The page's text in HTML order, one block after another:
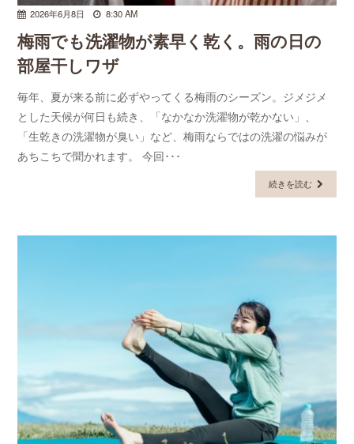
2026年6月8日 8:30 AM
梅雨でも洗濯物が素早く乾く。雨の日の
部屋干しワザ
毎年、夏が来る前に必ずやってくる梅雨のシーズン。ジメジメ
とした天候が何日も続き、「なかなか洗濯物が乾かない」、
「生乾きの洗濯物が臭い」など、梅雨ならではの洗濯の悩みが
あちこちで聞かれます。 今回･･･
続きを読む